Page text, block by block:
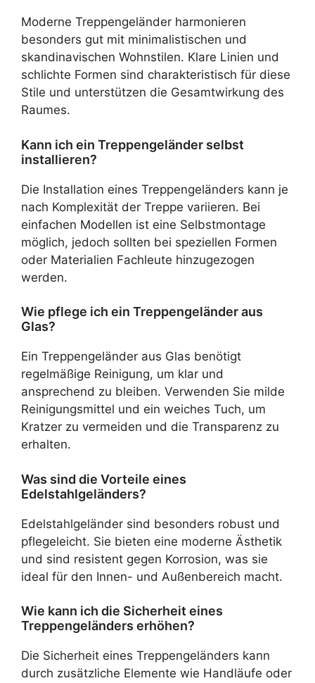
Moderne Treppengeländer harmonieren
besonders gut mit minimalistischen und
skandinavischen Wohnstilen. Klare Linien und
schlichte Formen sind charakteristisch für diese
Stile und unterstützen die Gesamtwirkung des
Raumes.
Kann ich ein Treppengeländer selbst
installieren?
Die Installation eines Treppengeländers kann je
nach Komplexität der Treppe variieren. Bei
einfachen Modellen ist eine Selbstmontage
möglich, jedoch sollten bei speziellen Formen
oder Materialien Fachleute hinzugezogen
werden.
Wie pflege ich ein Treppengeländer aus
Glas?
Ein Treppengeländer aus Glas benötigt
regelmäßige Reinigung, um klar und
ansprechend zu bleiben. Verwenden Sie milde
Reinigungsmittel und ein weiches Tuch, um
Kratzer zu vermeiden und die Transparenz zu
erhalten.
Was sind die Vorteile eines
Edelstahlgeländers?
Edelstahlgeländer sind besonders robust und
pflegeleicht. Sie bieten eine moderne Ästhetik
und sind resistent gegen Korrosion, was sie
ideal für den Innen- und Außenbereich macht.
Wie kann ich die Sicherheit eines
Treppengeländers erhöhen?
Die Sicherheit eines Treppengeländers kann
durch zusätzliche Elemente wie Handläufe oder